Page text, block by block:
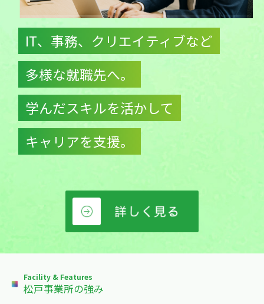
IT、事務、クリエイティブなど
多様な就職先へ。
学んだスキルを活かして
キャリアを支援。
Facility & Features
松戸事業所の強み